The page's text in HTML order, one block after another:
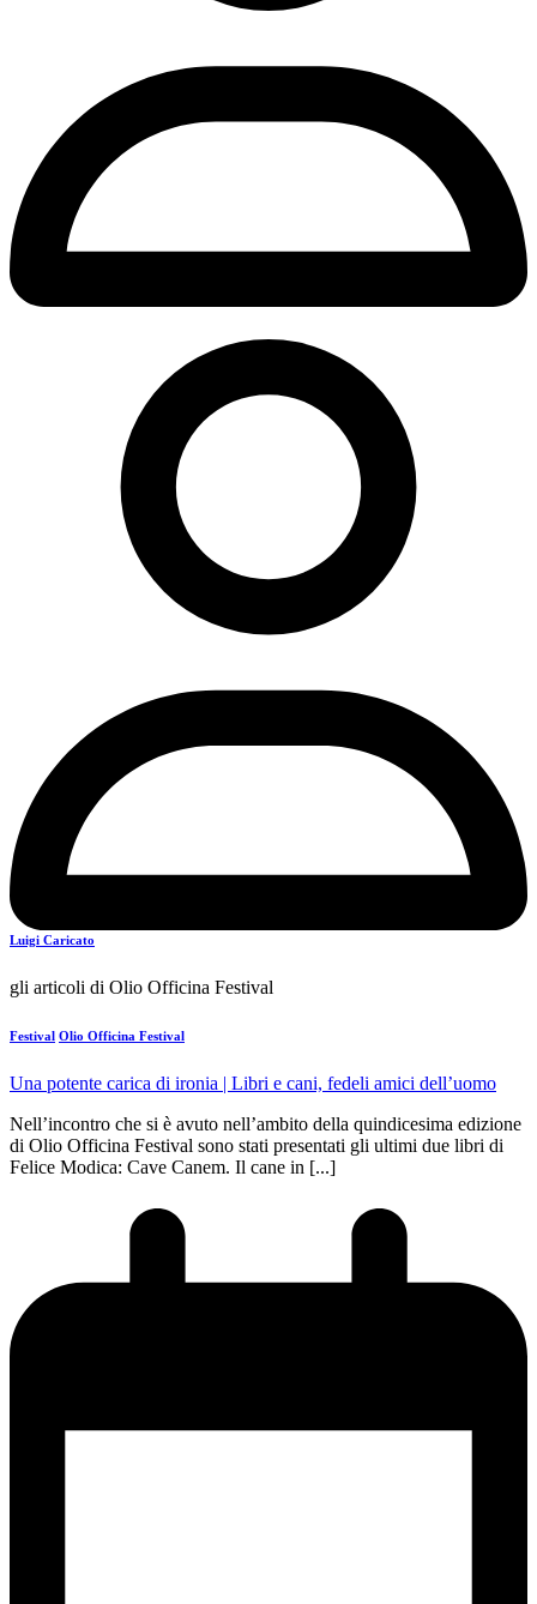
Luigi Caricato
gli articoli di Olio Officina Festival
Festival Olio Officina Festival
Una potente carica di ironia | Libri e cani, fedeli amici dell’uomo
Nell’incontro che si è avuto nell’ambito della quindicesima edizione
di Olio Officina Festival sono stati presentati gli ultimi due libri di
Felice Modica: Cave Canem. Il cane in [...]